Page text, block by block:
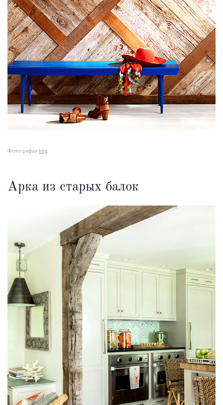
Фотография bhg
Арка из старых балок